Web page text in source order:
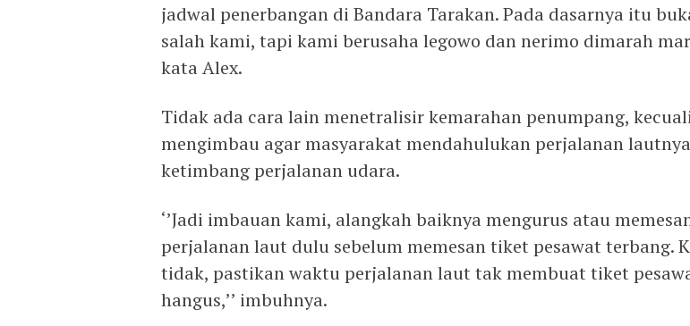
jadwal penerbangan di Bandara Tarakan. Pada dasarnya itu
salah kami, tapi kami berusaha legowo dan nerimo dimarah
kata Alex.
Tidak ada cara lain menetralisir kemarahan penumpang,
mengimbau agar masyarakat mendahulukan perjalanan
ketimbang perjalanan udara.
‘’Jadi imbauan kami, alangkah baiknya mengurus atau
perjalanan laut dulu sebelum memesan tiket pesawat terbang.
tidak, pastikan waktu perjalanan laut tak membuat tiket
hangus,’’ imbuhnya.